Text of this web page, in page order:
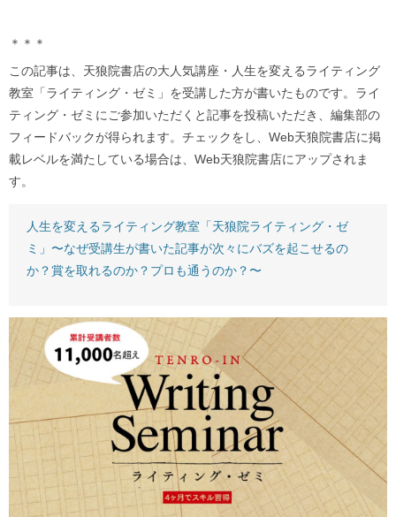
＊＊＊
この記事は、天狼院書店の大人気講座・人生を変えるライティング
教室「ライティング・ゼミ」を受講した方が書いたものです。ライ
ティング・ゼミにご参加いただくと記事を投稿いただき、編集部の
フィードバックが得られます。チェックをし、Web天狼院書店に掲
載レベルを満たしている場合は、Web天狼院書店にアップされま
す。
人生を変えるライティング教室「天狼院ライティング・ゼ
ミ」〜なぜ受講生が書いた記事が次々にバズを起こせるの
か？賞を取れるのか？プロも通うのか？〜